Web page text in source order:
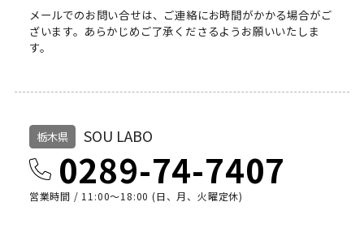
メールでのお問い合せは、ご連絡にお時間がかかる場合がご
ざいます。 あらかじめご了承くださるようお願いいたしま
す。
栃木県 SOU LABO
0289-74-7407
営業時間 / 11:00～18:00 (日、月、火曜定休)